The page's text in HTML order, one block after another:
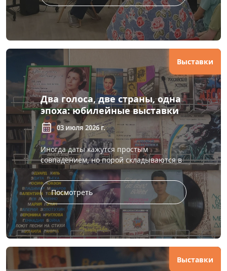
Выставки
Два голоса, две страны, одна
эпоха: юбилейные выставки
в зале литературы по
искусству
calendar_month 03 июля 2026 г.
Иногда даты кажутся простым
совпадением, но порой складываются в
красивую рифму судьбы. В июле 1946
года с разницей всего в десять дней
родились две ж...
Посмотреть
Выставки